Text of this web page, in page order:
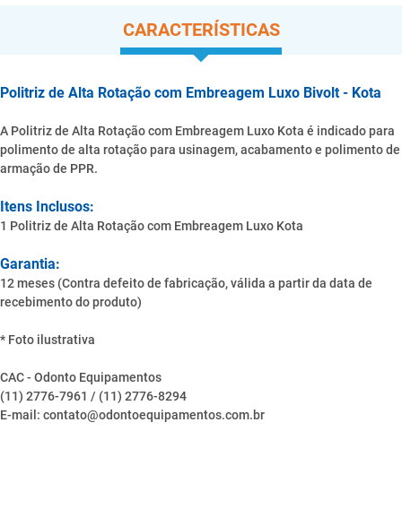
CARACTERÍSTICAS
Politriz de Alta Rotação com Embreagem Luxo Bivolt - Kota
A Politriz de Alta Rotação com Embreagem Luxo Kota é indicado para
polimento de alta rotação para usinagem, acabamento e polimento de
armação de PPR.
Itens Inclusos:
1 Politriz de Alta Rotação com Embreagem Luxo Kota
Garantia:
12 meses (Contra defeito de fabricação, válida a partir da data de
recebimento do produto)
* Foto ilustrativa
CAC - Odonto Equipamentos
(11) 2776-7961 / (11) 2776-8294
E-mail: contato@odontoequipamentos.com.br